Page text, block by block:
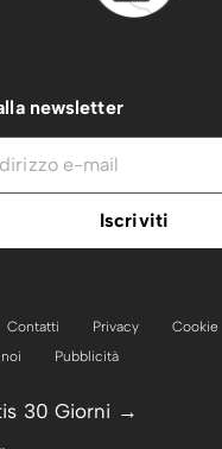
newsletter
Contatti Privacy Cookie
Pubblicità
30 Giorni →